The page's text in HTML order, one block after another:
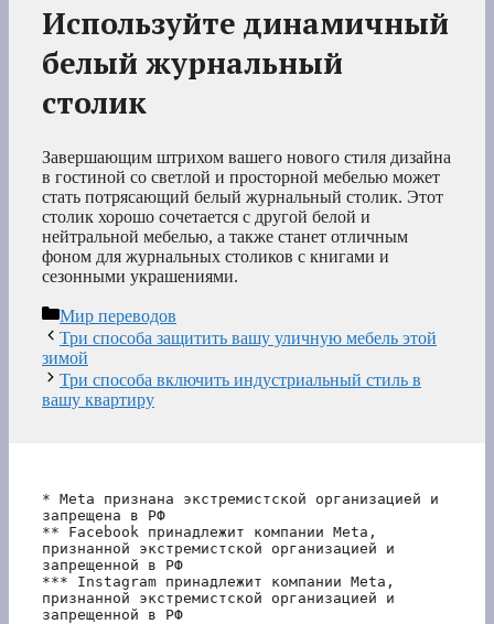
Используйте динамичный
белый журнальный
столик
Завершающим штрихом вашего нового стиля дизайна
в гостиной со светлой и просторной мебелью может
стать потрясающий белый журнальный столик. Этот
столик хорошо сочетается с другой белой и
нейтральной мебелью, а также станет отличным
фоном для журнальных столиков с книгами и
сезонными украшениями.
Рубрики
Мир переводов
Три способа защитить вашу уличную мебель этой
зимой
Три способа включить индустриальный стиль в
вашу квартиру
* Meta признана экстремистской организацией и
запрещена в РФ
** Facebook принадлежит компании Meta,
признанной экстремистской организацией и
запрещенной в РФ
*** Instagram принадлежит компании Meta,
признанной экстремистской организацией и
запрещенной в РФ